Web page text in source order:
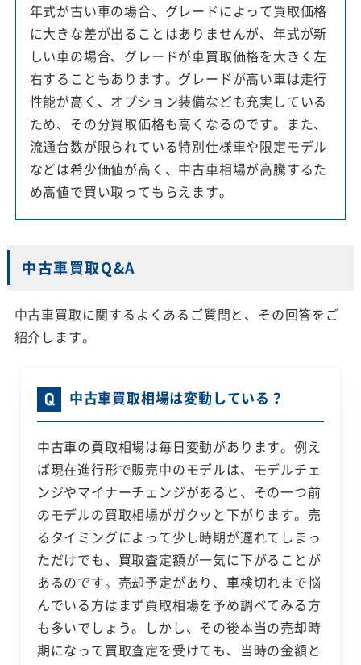
年式が古い車の場合、グレードによって買取価格
に大きな差が出ることはありませんが、年式が新
しい車の場合、グレードが車買取価格を大きく左
右することもあります。グレードが高い車は走行
性能が高く、オプション装備なども充実している
ため、その分買取価格も高くなるのです。また、
流通台数が限られている特別仕様車や限定モデル
などは希少価値が高く、中古車相場が高騰するた
め高値で買い取ってもらえます。
中古車買取Q&A
中古車買取に関するよくあるご質問と、その回答をご
紹介します。
中古車買取相場は変動している？
中古車の買取相場は毎日変動があります。例え
ば現在進行形で販売中のモデルは、モデルチェ
ンジやマイナーチェンジがあると、その一つ前
のモデルの買取相場がガクッと下がります。売
るタイミングによって少し時期が遅れてしまっ
ただけでも、買取査定額が一気に下がることが
あるのです。売却予定があり、車検切れまで悩
んでいる方はまず買取相場を予め調べてみる方
も多いでしょう。しかし、その後本当の売却時
期になって買取査定を受けても、当時の金額と